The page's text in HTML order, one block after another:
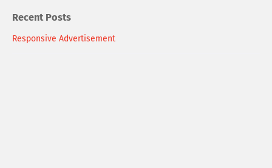
Recent Posts
Responsive Advertisement